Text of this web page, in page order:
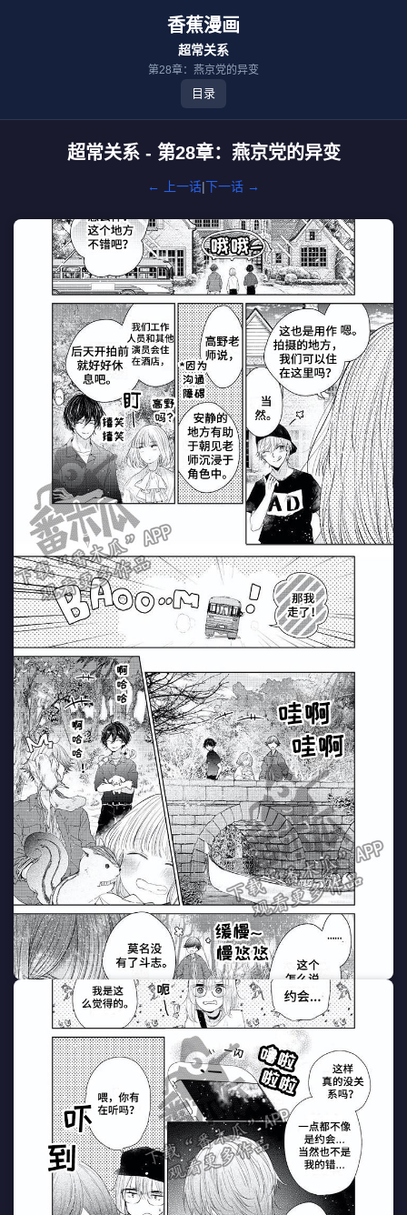
香蕉漫画
超常关系
第28章：燕京党的异变
目录
超常关系 - 第28章：燕京党的异变
← 上一话|下一话 →